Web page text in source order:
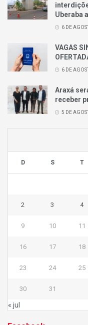
Uberaba
6 DE
VAGAS
6 DE
Araxá
receber
5 DE
D S T
2 3 4
9 10 11
16 17 18
23 24 25
30 31
« jul